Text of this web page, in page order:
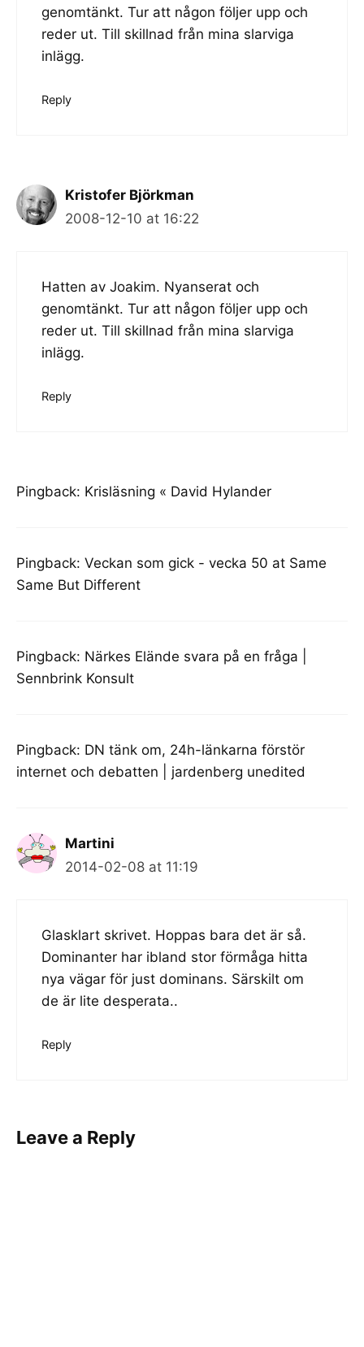
genomtänkt. Tur att någon följer upp och
reder ut. Till skillnad från mina slarviga
inlägg.
Reply
Kristofer Björkman
2008-12-10 at 16:22
Hatten av Joakim. Nyanserat och
genomtänkt. Tur att någon följer upp och
reder ut. Till skillnad från mina slarviga
inlägg.
Reply
Pingback: Krisläsning « David Hylander
Pingback: Veckan som gick - vecka 50 at Same
Same But Different
Pingback: Närkes Elände svara på en fråga |
Sennbrink Konsult
Pingback: DN tänk om, 24h-länkarna förstör
internet och debatten | jardenberg unedited
Martini
2014-02-08 at 11:19
Glasklart skrivet. Hoppas bara det är så.
Dominanter har ibland stor förmåga hitta
nya vägar för just dominans. Särskilt om
de är lite desperata..
Reply
Leave a Reply